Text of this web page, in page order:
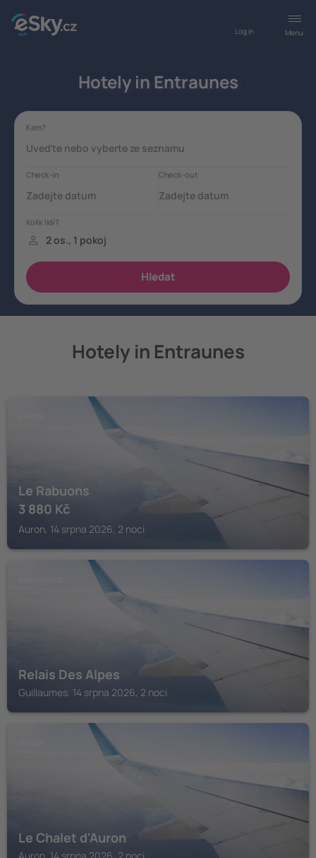
Menu
Log in
Hotely in Entraunes
Hotely in Entraunes
Le Rabuons
3 880 Kč
Auron, 14 srpna 2026, 2 noci
Relais Des Alpes
Guillaumes, 14 srpna 2026, 2 noci
Le Chalet d'Auron